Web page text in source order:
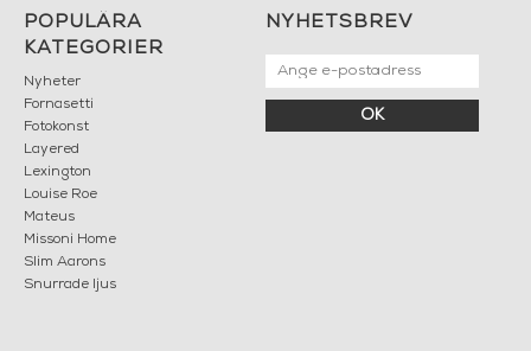
POPULÄRA
KATEGORIER
Nyheter
Fornasetti
Fotokonst
Layered
Lexington
Louise Roe
Mateus
Missoni Home
Slim Aarons
Snurrade ljus
NYHETSBREV
OK